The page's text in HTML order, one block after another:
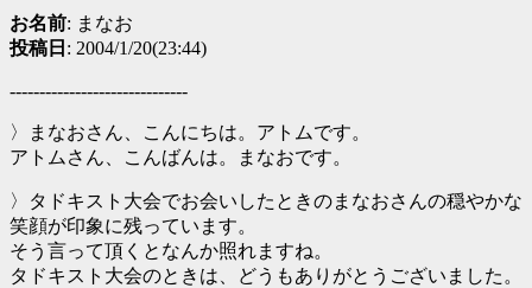
お名前: まなお
投稿日 : 2004/1/20(23:44)
------------------------------
〉まなおさん、こんにちは。アトムです。
アトムさん、こんばんは。まなおです。
〉タドキスト大会でお会いしたときのまなおさんの穏やかな
笑顔が印象に残っています。
そう言って頂くとなんか照れますね。
タドキスト大会のときは、どうもありがとうございました。